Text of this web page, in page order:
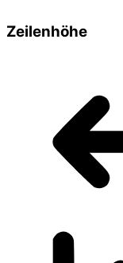
Zeilenhöhe